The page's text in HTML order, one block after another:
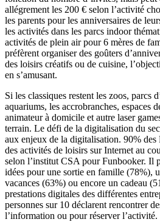
allégrement les 200 € selon l’activité
les parents pour les anniversaires de
les activités dans les parcs indoor
activités de plein air pour 6 mères de
préfèrent organiser des goûters
des loisirs créatifs ou de cuisine,
en s’amusant.
Si les classiques restent les zoos, parcs
aquariums, les accrobranches, espaces
animateur à domicile et autre laser
terrain. Le défi de la digitalisation du
aux enjeux de la digitalisation. 90% des
des activités de loisirs sur Internet au
selon l’institut CSA pour Funbooker. Il
idées pour une sortie en famille (78%),
vacances (63%) ou encore un cadeau
prestations digitales des différentes
personnes sur 10 déclarent rencontrer
l’information ou pour réserver l’activité.